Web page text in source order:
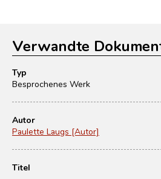
Verwandte
Typ
Besprochenes Werk
Autor
Paulette Laugs [Autor]
Titel